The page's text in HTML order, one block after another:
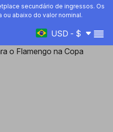
secundário de ingressos. Os
abaixo do valor nominal.
USD - $